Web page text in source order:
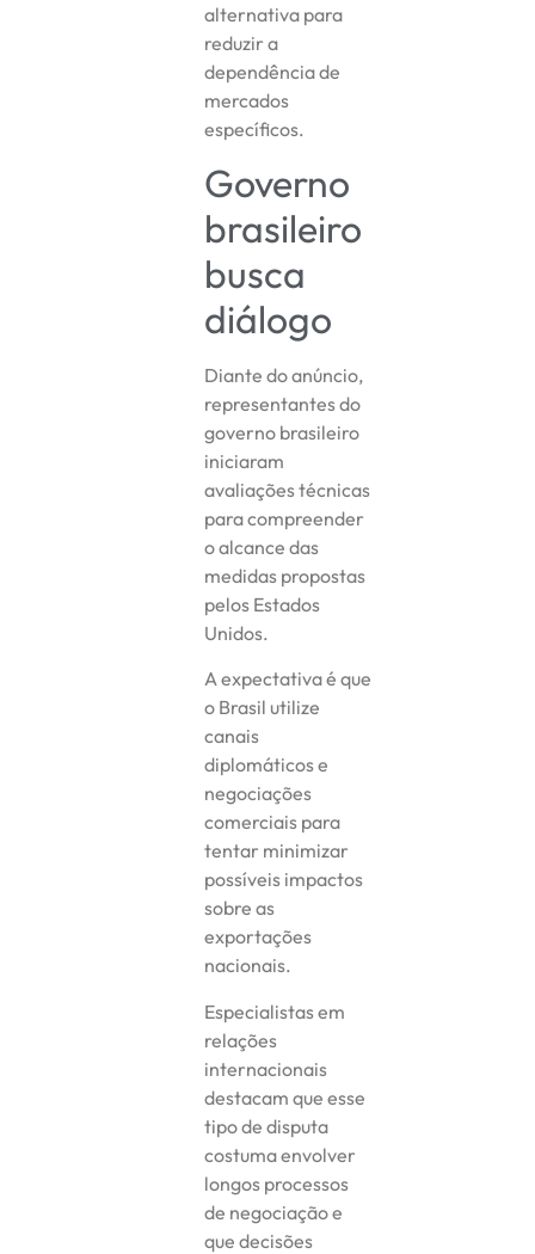
alternativa para
reduzir a
dependência de
mercados
específicos.
Governo
brasileiro
busca
diálogo
Diante do anúncio,
representantes do
governo brasileiro
iniciaram
avaliações técnicas
para compreender
o alcance das
medidas propostas
pelos Estados
Unidos.
A expectativa é que
o Brasil utilize
canais
diplomáticos e
negociações
comerciais para
tentar minimizar
possíveis impactos
sobre as
exportações
nacionais.
Especialistas em
relações
internacionais
destacam que esse
tipo de disputa
costuma envolver
longos processos
de negociação e
que decisões